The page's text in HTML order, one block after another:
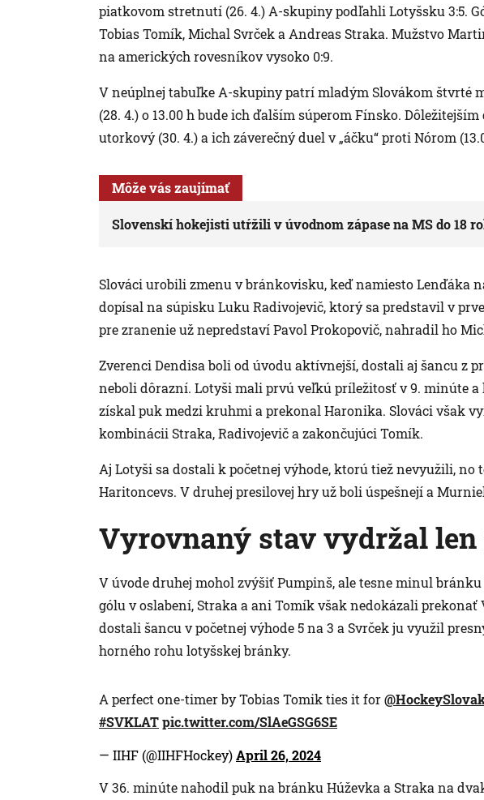
piatkovom stretnutí (26. 4.) A-skupiny podľahli Lotyšsku 3:5.
Tobias Tomík, Michal Svrček a Andreas Straka. Mužstvo
na amerických rovesníkov vysoko 0:9.
V neúplnej tabuľke A-skupiny patrí mladým Slovákom štvrté
(28. 4.) o 13.00 h bude ich ďalším súperom Fínsko. Dôležitejším
utorkový (30. 4.) a ich záverečný duel v „áčku“ proti Nórom
Môže vás zaujímať
Slovenskí hokejisti utŕžili v úvodnom zápase na MS do 18
Slováci urobili zmenu v bránkovisku, keď namiesto Lenďáka
dopísal na súpisku Luku Radivojevič, ktorý sa predstavil v
pre zranenie už nepredstaví Pavol Prokopovič, nahradil ho
Zverenci Dendisa boli od úvodu aktívnejší, dostali aj šancu z
neboli dôrazní. Lotyši mali prvú veľkú príležitosť v 9. minúte
získal puk medzi kruhmi a prekonal Haronika. Slováci však
kombinácii Straka, Radivojevič a zakončujúci Tomík.
Aj Lotyši sa dostali k početnej výhode, ktorú tiež nevyužili, no
Haritoncevs. V druhej presilovej hry už boli úspešnejí a
Vyrovnaný stav vydržal len
V úvode druhej mohol zvýšiť Pumpinš, ale tesne minul
gólu v oslabení, Straka a ani Tomík však nedokázali prekonať
dostali šancu v početnej výhode 5 na 3 a Svrček ju využil
horného rohu lotyšskej bránky.
A perfect one-timer by Tobias Tomik ties it for
#SVKLATpic.twitter.com/SlAeGSG6SE
— IIHF (@IIHFHockey)April 26, 2024
V 36. minúte nahodil puk na bránku Húževka a Straka na